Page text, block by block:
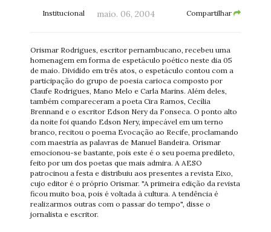
Institucional maio. 06, 2004 Compartilhar
Orismar Rodrigues, escritor pernambucano, recebeu uma
homenagem em forma de espetáculo poético neste dia 05
de maio. Dividido em três atos, o espetáculo contou com a
participação do grupo de poesia carioca composto por
Claufe Rodrigues, Mano Melo e Carla Marins. Além deles,
também compareceram a poeta Cira Ramos, Cecília
Brennand e o escritor Edson Nery da Fonseca. O ponto alto
da noite foi quando Edson Nery, impecável em um terno
branco, recitou o poema Evocação ao Recife, proclamando
com maestria as palavras de Manuel Bandeira. Orismar
emocionou-se bastante, pois este é o seu poema predileto,
feito por um dos poetas que mais admira. A AESO
patrocinou a festa e distribuiu aos presentes a revista Eixo,
cujo editor é o próprio Orismar. "A primeira edição da revista
ficou muito boa, pois é voltada à cultura. A tendência é
realizarmos outras com o passar do tempo", disse o
jornalista e escritor.